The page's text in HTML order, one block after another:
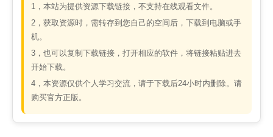
1，本站为提供资源下载链接，不支持在线观看文件。
2，获取资源时，需转存到您自己的空间后，下载到电脑或手
机。
3，也可以复制下载链接，打开相应的软件，将链接粘贴进去
开始下载。
4，本资源仅供个人学习交流，请于下载后24小时内删除。请
购买官方正版。